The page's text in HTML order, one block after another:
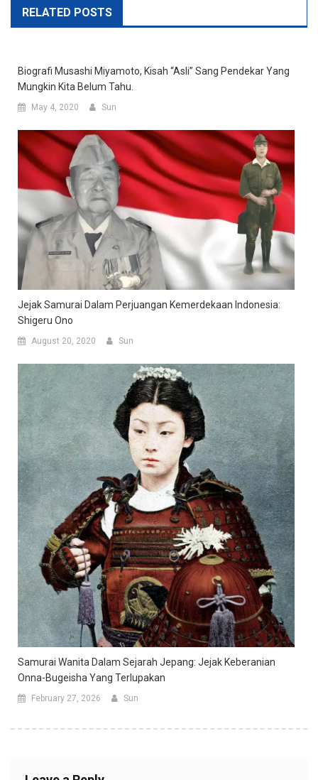
RELATED POSTS
Biografi Musashi Miyamoto, Kisah “asli” Sang Pendekar Yang
Mungkin Kita Belum Tahu.
May 4, 2020 Sun
Jejak Samurai Dalam Perjuangan Kemerdekaan Indonesia:
Shigeru Ono
August 20, 2020 Sun
Samurai Wanita Dalam Sejarah Jepang: Jejak Keberanian
Onna-Bugeisha Yang Terlupakan
February 27, 2026 Sun